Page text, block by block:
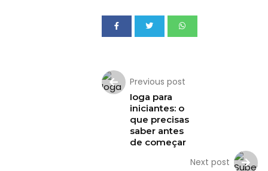
Previous post
Ioga para
iniciantes: o
que precisas
saber antes
de começar
Next post